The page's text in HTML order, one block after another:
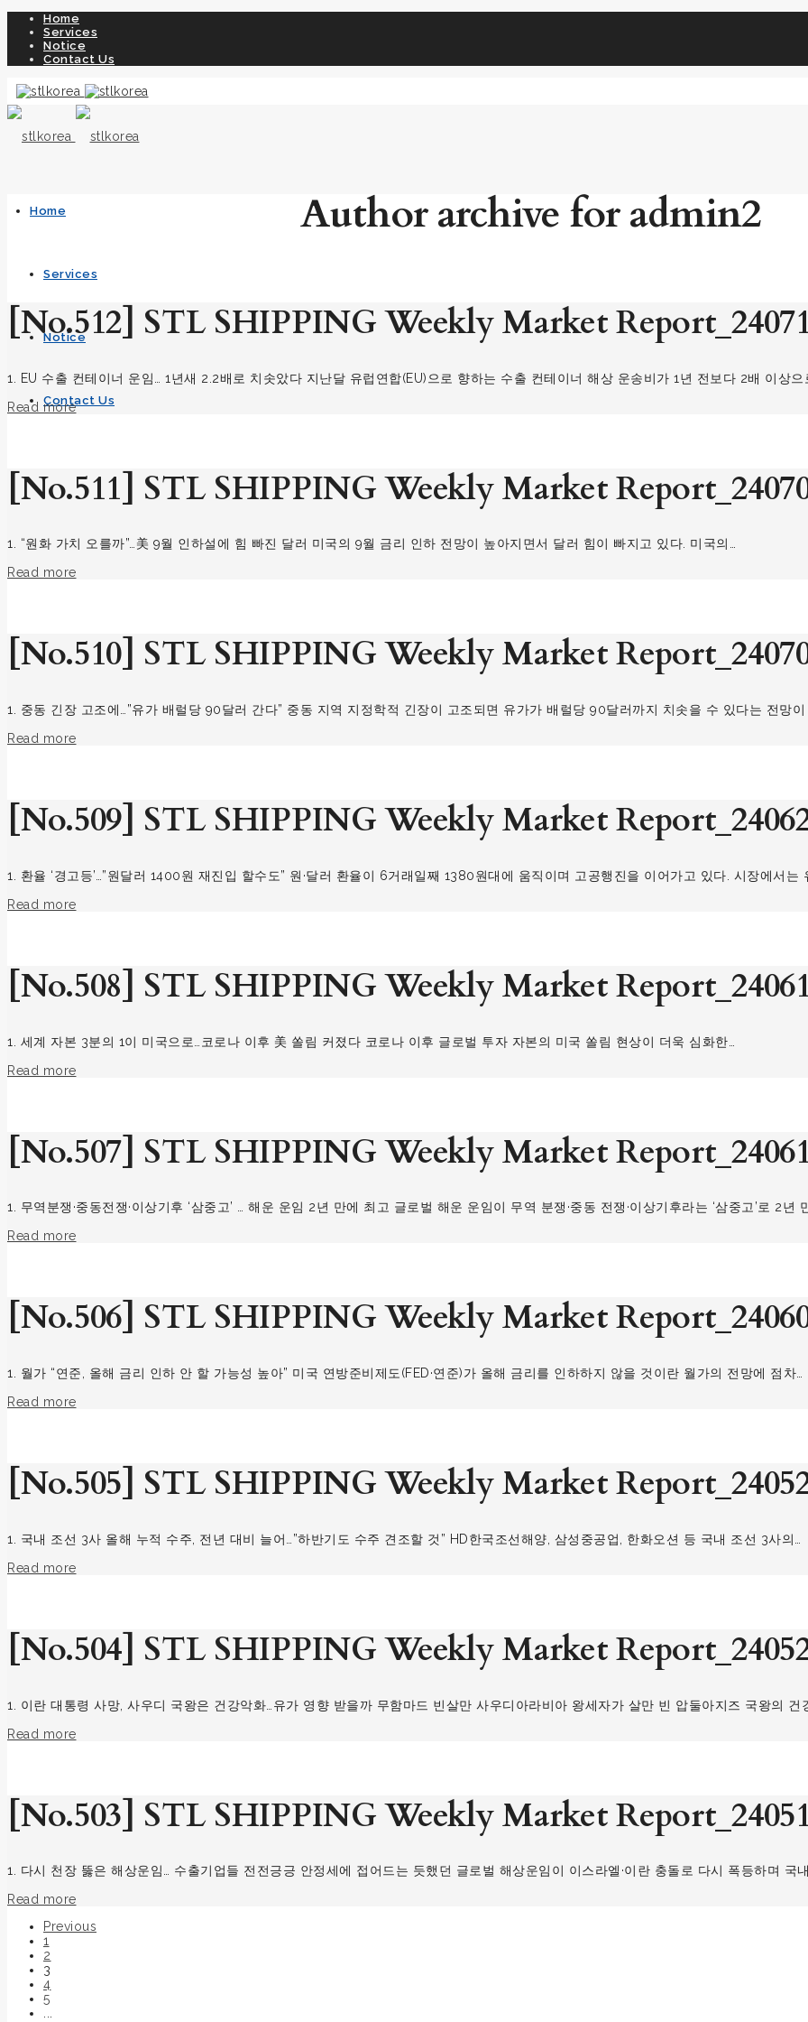
Home
Services
Notice
Contact Us
Home
Services
Notice
Contact Us
Author archive for admin2
[No.512] STL SHIPPING Weekly Market
1. EU 수출 컨테이너 운임… 1년새 2.2배로 치솟았다 지난달 유럽연합(EU)으로 향하는 수출 컨테이너 해상 운송비가 1년 전보다 2배 이상으
Read more
[No.511] STL SHIPPING Weekly Market
1. “원화 가치 오를까”…美 9월 인하설에 힘 빠진 달러 미국의 9월 금리 인하 전망이 높아지면서 달러 힘이 빠지고 있다. 미국의…
Read more
[No.510] STL SHIPPING Weekly Market
1. 중동 긴장 고조에…”유가 배럴당 90달러 간다” 중동 지역 지정학적 긴장이 고조되면 유가가 배럴당 90달러까지 치솟을 수 있다는 전망이
Read more
[No.509] STL SHIPPING Weekly Market
1. 환율 ‘경고등’…”원달러 1400원 재진입 할수도” 원·달러 환율이 6거래일째 1380원대에 움직이며 고공행진을 이어가고 있다. 시장에서는
Read more
[No.508] STL SHIPPING Weekly Market
1. 세계 자본 3분의 1이 미국으로…코로나 이후 美 쏠림 커졌다 코로나 이후 글로벌 투자 자본의 미국 쏠림 현상이 더욱 심화한…
Read more
[No.507] STL SHIPPING Weekly Market
1. 무역분쟁·중동전쟁·이상기후 ‘삼중고’ … 해운 운임 2년 만에 최고 글로벌 해운 운임이 무역 분쟁·중동 전쟁·이상기후라는 ‘삼중고’로 2년
Read more
[No.506] STL SHIPPING Weekly Market
1. 월가 “연준, 올해 금리 인하 안 할 가능성 높아” 미국 연방준비제도(FED·연준)가 올해 금리를 인하하지 않을 것이란 월가의 전망에 점차…
Read more
[No.505] STL SHIPPING Weekly Market
1. 국내 조선 3사 올해 누적 수주, 전년 대비 늘어…”하반기도 수주 견조할 것” HD한국조선해양, 삼성중공업, 한화오션 등 국내 조선 3사의…
Read more
[No.504] STL SHIPPING Weekly Market
1. 이란 대통령 사망, 사우디 국왕은 건강악화…유가 영향 받을까 무함마드 빈살만 사우디아라비아 왕세자가 살만 빈 압둘아지즈 국왕의 건
Read more
[No.503] STL SHIPPING Weekly Market
1. 다시 천장 뚫은 해상운임… 수출기업들 전전긍긍 안정세에 접어드는 듯했던 글로벌 해상운임이 이스라엘·이란 충돌로 다시 폭등하며 국
Read more
Previous
1
2
3
4
5
...